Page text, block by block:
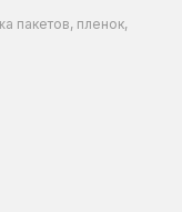
пакетов, пленок,